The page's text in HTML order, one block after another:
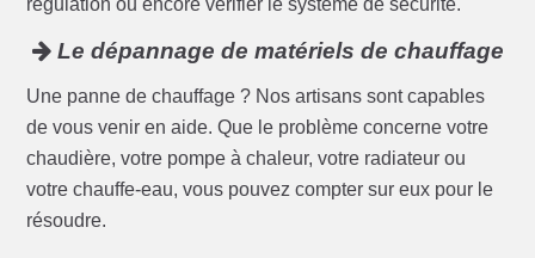
régulation ou encore vérifier le système de sécurité.
Le dépannage de matériels de chauffage
Une panne de chauffage ? Nos artisans sont capables
de vous venir en aide. Que le problème concerne votre
chaudière, votre pompe à chaleur, votre radiateur ou
votre chauffe-eau, vous pouvez compter sur eux pour le
résoudre.